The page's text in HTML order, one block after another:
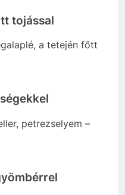
tojással
a tetején főtt
petrezselyem –